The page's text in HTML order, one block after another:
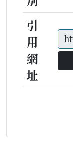
引
用
網
址